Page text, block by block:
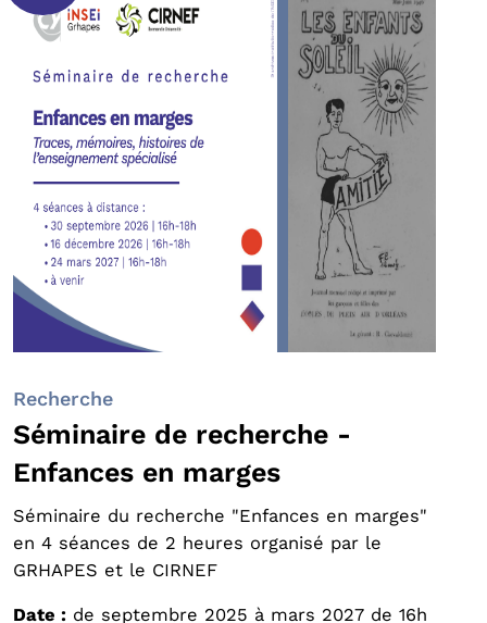
Recherche
Séminaire de recherche -
Enfances en marges
Séminaire du recherche "Enfances en marges"
en 4 séances de 2 heures organisé par le
GRHAPES et le CIRNEF
Date : de septembre 2025 à mars 2027 de 16h